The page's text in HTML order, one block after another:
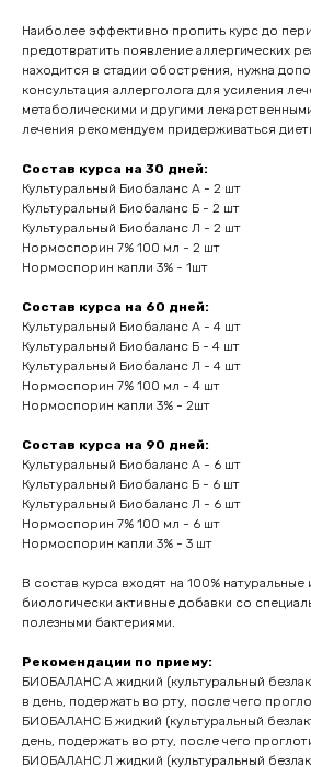
Наиболее эффективно пропить курс до
предотвратить появление аллергических
находится в стадии обострения, нужна
консультация аллерголога для усиления
метаболическими и другими
лечения рекомендуем придерживаться
Состав курса на 30 дней:
Культуральный Биобаланс А - 2 шт
Культуральный Биобаланс Б - 2 шт
Культуральный Биобаланс Л - 2 шт
Нормоспорин 7% 100 мл - 2 шт
Нормоспорин капли 3% - 1шт
Состав курса на 60 дней:
Культуральный Биобаланс А - 4 шт
Культуральный Биобаланс Б - 4 шт
Культуральный Биобаланс Л - 4 шт
Нормоспорин 7% 100 мл - 4 шт
Нормоспорин капли 3% - 2шт
Состав курса на 90 дней:
Культуральный Биобаланс А - 6 шт
Культуральный Биобаланс Б - 6 шт
Культуральный Биобаланс Л - 6 шт
Нормоспорин 7% 100 мл - 6 шт
Нормоспорин капли 3% - 3 шт
В состав курса входят на 100%
биологически активные добавки со
полезными бактериями.
Рекомендации по приему:
БИОБАЛАНС А жидкий (культуральный
в день, подержать во рту, после чего
БИОБАЛАНС Б жидкий (культуральный
день, подержать во рту, после чего
БИОБАЛАНС Л жидкий (культуральный